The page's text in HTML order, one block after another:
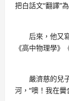
把白話文“翻譯”
后來，他又寫
《高中物理學》
嚴濟慈的兒子
河，“噢！我在